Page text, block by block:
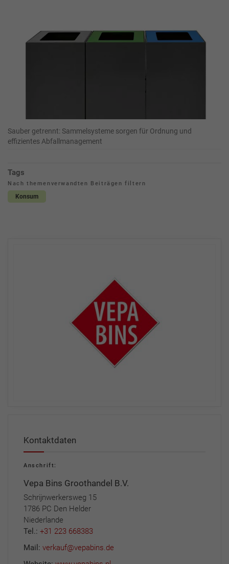
Sauber getrennt: Sammelsysteme sorgen für Ordnung und
effizientes Abfallmanagement
Tags
Nach themenverwandten Beiträgen filtern
Konsum
Kontaktdaten
Anschrift:
Vepa Bins Groothandel B.V.
Schrijnwerkersweg 15
1786 PC Den Helder
Niederlande
Tel.: +31 223 668383
Mail: verkauf@vepabins.de